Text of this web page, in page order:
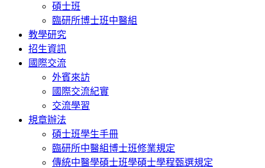
碩士班
臨研所博士班中醫組
教學研究
招生資訊
國際交流
外賓來訪
國際交流紀實
交流學習
規章辦法
碩士班學生手冊
臨研所中醫組博士班修業規定
傳統中醫學碩士班學碩士學程甄選規定